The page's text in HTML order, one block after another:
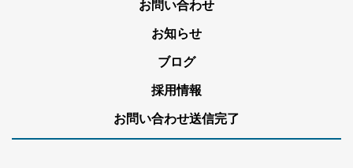
お問い合わせ
お知らせ
ブログ
採用情報
お問い合わせ送信完了